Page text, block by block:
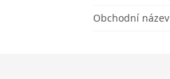
Obchodní název